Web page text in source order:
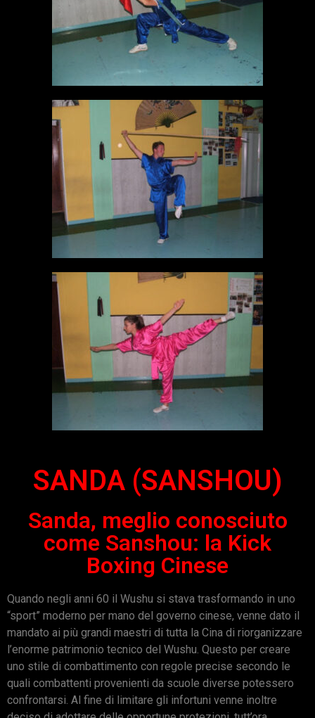
SANDA (SANSHOU)
Sanda, meglio conosciuto
come Sanshou: la Kick
Boxing Cinese
Quando negli anni 60 il Wushu si stava trasformando in uno
“sport” moderno per mano del governo cinese, venne dato il
mandato ai più grandi maestri di tutta la Cina di riorganizzare
l’enorme patrimonio tecnico del Wushu. Questo per creare
uno stile di combattimento con regole precise secondo le
quali combattenti provenienti da scuole diverse potessero
confrontarsi. Al fine di limitare gli infortuni venne inoltre